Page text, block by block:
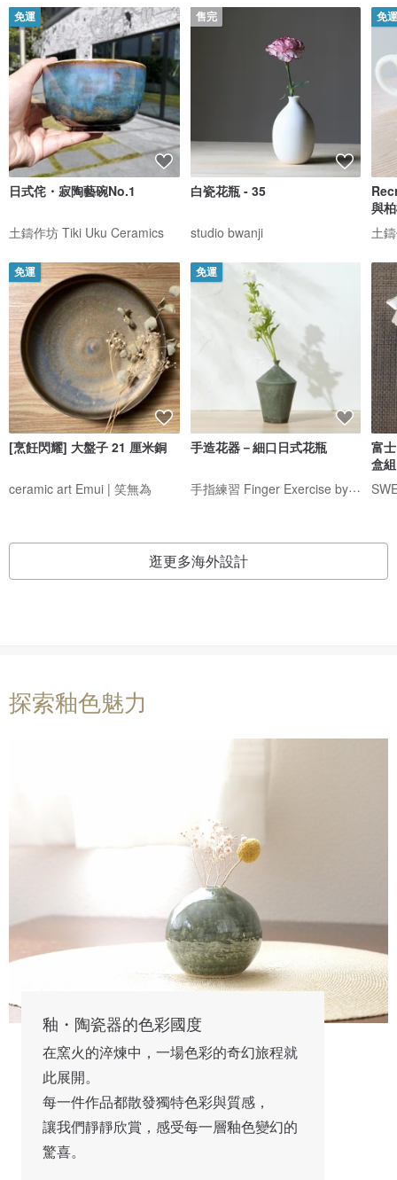
免運
日式侘・寂陶藝碗No.1
土鑄作坊 Tiki Uku Ceramics
免運
[烹飪閃耀] 大盤子 21 厘米銅
ceramic art Emui | 笑無為
售完
白瓷花瓶 - 35
studio bwanji
免運
手造花器－細口日式花瓶
手指練習 Finger Exercise by yingtungh
免
與
土
富
盒
逛更多海外設計
探索釉色魅力
釉・陶瓷器的色彩國度
在窯火的淬煉中，一場色彩的奇幻旅程就
此展開。
每一件作品都散發獨特色彩與質感，
讓我們靜靜欣賞，感受每一層釉色變幻的
驚喜。